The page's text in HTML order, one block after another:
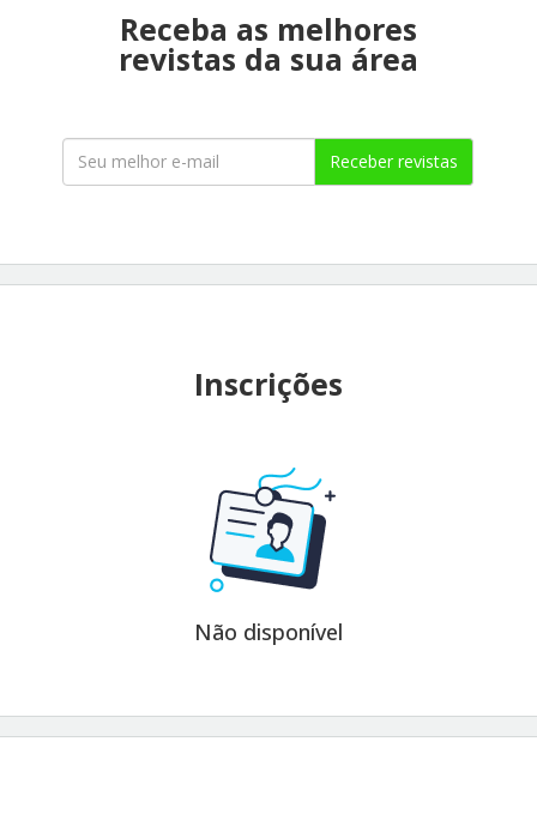
Receba as melhores
revistas da sua área
Receber revistas
Inscrições
Não disponível